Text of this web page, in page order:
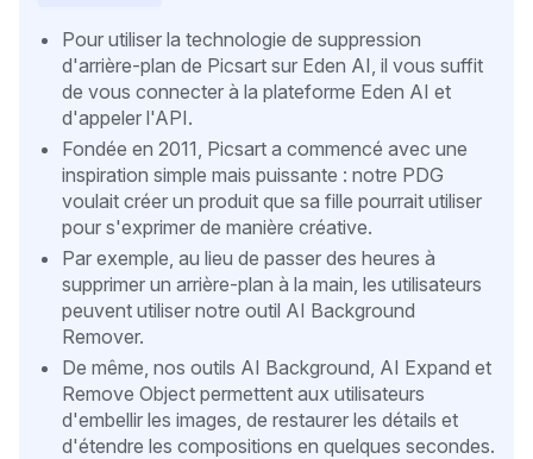
Pour utiliser la technologie de suppression
d'arrière-plan de Picsart sur Eden AI, il vous suffit
de vous connecter à la plateforme Eden AI et
d'appeler l'API.
Fondée en 2011, Picsart a commencé avec une
inspiration simple mais puissante : notre PDG
voulait créer un produit que sa fille pourrait utiliser
pour s'exprimer de manière créative.
Par exemple, au lieu de passer des heures à
supprimer un arrière-plan à la main, les utilisateurs
peuvent utiliser notre outil AI Background
Remover.
De même, nos outils AI Background, AI Expand et
Remove Object permettent aux utilisateurs
d'embellir les images, de restaurer les détails et
d'étendre les compositions en quelques secondes.